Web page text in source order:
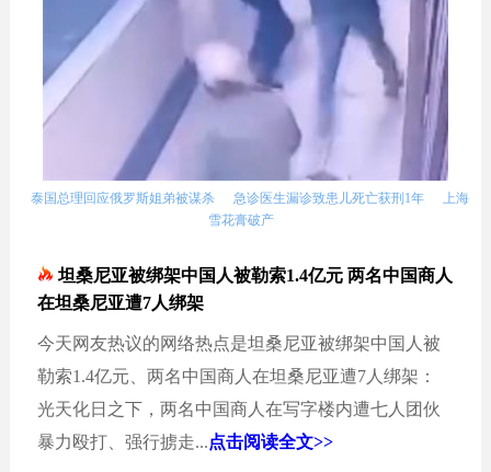
泰国总理回应俄罗斯姐弟被谋杀 急诊医生漏诊致患儿死亡获刑1年
上海
雪花膏破产
坦桑尼亚被绑架中国人被勒索1.4亿元 两名中国商人
在坦桑尼亚遭7人绑架
今天网友热议的网络热点是坦桑尼亚被绑架中国人被
勒索1.4亿元、两名中国商人在坦桑尼亚遭7人绑架：
光天化日之下，两名中国商人在写字楼内遭七人团伙
暴力殴打、强行掳走...点击阅读全文>>